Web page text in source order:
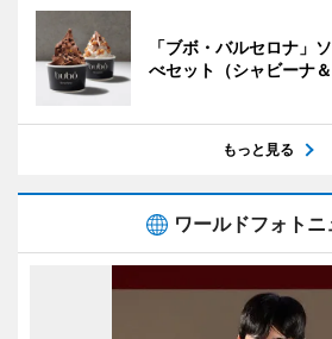
「ブボ・バルセロナ」
べセット（シャビーナ＆
もっと見る
ワールドフォトニ